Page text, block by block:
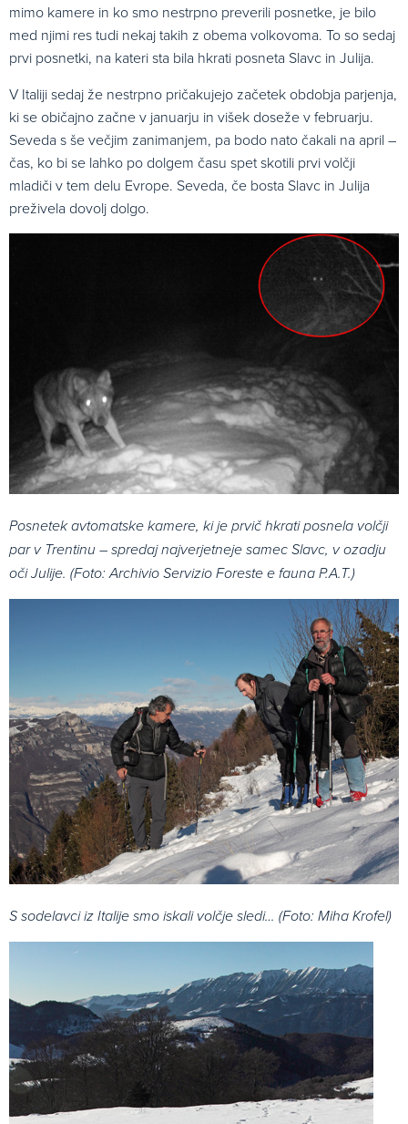
mimo kamere in ko smo nestrpno preverili posnetke, je bilo
med njimi res tudi nekaj takih z obema volkovoma. To so sedaj
prvi posnetki, na kateri sta bila hkrati posneta Slavc in Julija.
V Italiji sedaj že nestrpno pričakujejo začetek obdobja parjenja,
ki se običajno začne v januarju in višek doseže v februarju.
Seveda s še večjim zanimanjem, pa bodo nato čakali na april –
čas, ko bi se lahko po dolgem času spet skotili prvi volčji
mladiči v tem delu Evrope. Seveda, če bosta Slavc in Julija
preživela dovolj dolgo.
Posnetek avtomatske kamere, ki je prvič hkrati posnela volčji
par v Trentinu – spredaj najverjetneje samec Slavc, v ozadju
oči Julije. (Foto: Archivio Servizio Foreste e fauna P.A.T.)
S sodelavci iz Italije smo iskali volčje sledi… (Foto: Miha Krofel)